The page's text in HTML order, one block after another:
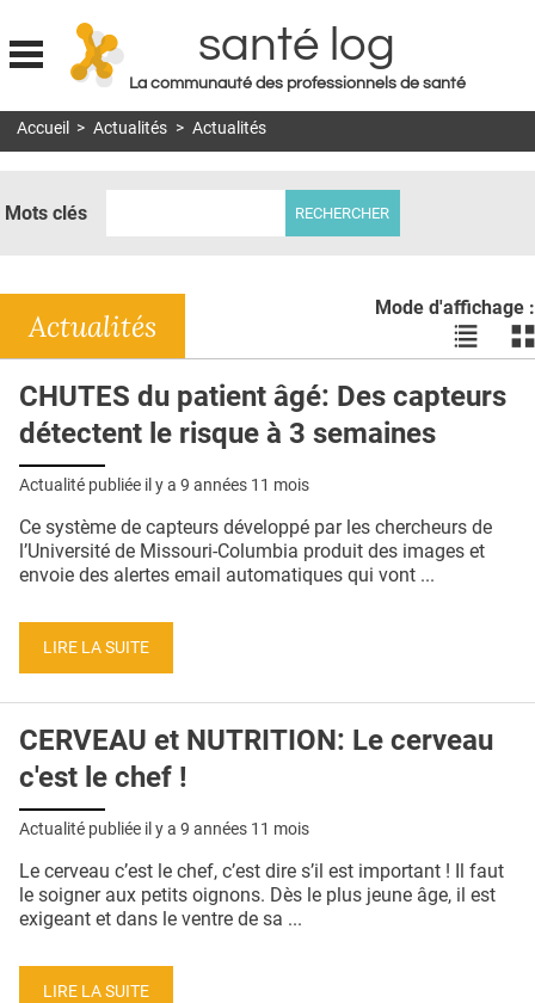
Jump to navigation
santé log
La communauté des professionnels de santé
MON COMPTE
DOSSIERS
RÉSEAUX
E-REVUE SAD
QUI SOMMES-NOUS ?
CONDITIONS GÉNÉRALES
CRÉDITS
Accueil > Actualités > Actualités
Mots clés
Mode d'affichage :
Voir
les
en
les
Actualités
CHUTES du patient âgé: Des capteurs
détectent le risque à 3 semaines
Actualité publiée il y a 9 années 11 mois
Ce système de capteurs développé par les chercheurs de
l’Université de Missouri-Columbia produit des images et
envoie des alertes email automatiques qui vont ...
LIRE LA SUITE
CERVEAU et NUTRITION: Le cerveau
c'est le chef !
Actualité publiée il y a 9 années 11 mois
Le cerveau c’est le chef, c’est dire s’il est important ! Il faut
le soigner aux petits oignons. Dès le plus jeune âge, il est
exigeant et dans le ventre de sa ...
LIRE LA SUITE